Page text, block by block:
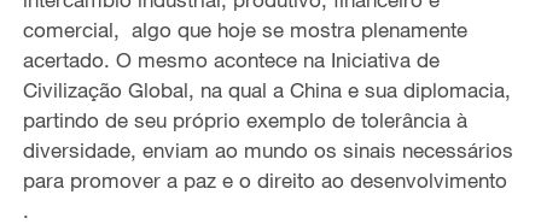
comercial, algo que hoje se mostra plenamente
acertado. O mesmo acontece na Iniciativa de
Civilização Global, na qual a China e sua diplomacia,
partindo de seu próprio exemplo de tolerância à
diversidade, enviam ao mundo os sinais necessários
para promover a paz e o direito ao desenvolvimento
.